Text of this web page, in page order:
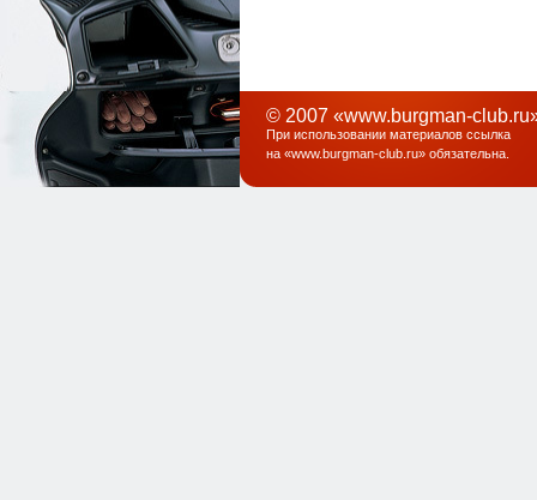
© 2007 «www.burgman-
При использовании материалов ссылка
на «www.burgman-club.ru» обязательна